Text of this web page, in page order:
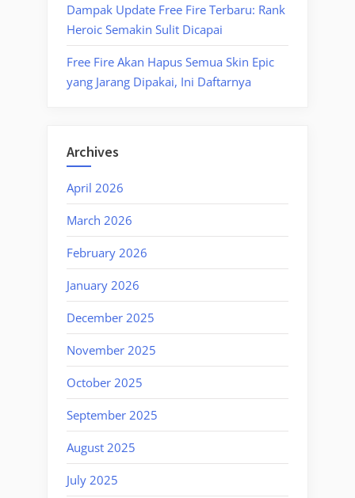
Dampak Update Free Fire Terbaru: Rank
Heroic Semakin Sulit Dicapai
Free Fire Akan Hapus Semua Skin Epic
yang Jarang Dipakai, Ini Daftarnya
Archives
April 2026
March 2026
February 2026
January 2026
December 2025
November 2025
October 2025
September 2025
August 2025
July 2025